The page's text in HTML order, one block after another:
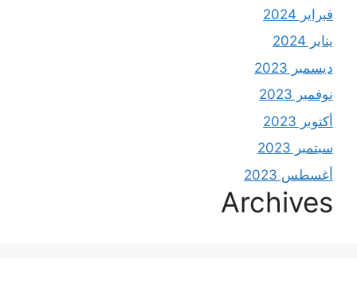
فبراير 2024
يناير 2024
ديسمبر 2023
نوفمبر 2023
أكتوبر 2023
سبتمبر 2023
أغسطس 2023
Archives